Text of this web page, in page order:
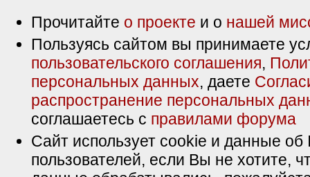
Прочитайте о проекте и о нашей
Пользуясь сайтом вы принимаете
пользовательского соглашения,
персональных данных, даете
распространение персональных
соглашаетесь с правилами форума
Сайт использует cookie и данные об
пользователей, если Вы не хотите,